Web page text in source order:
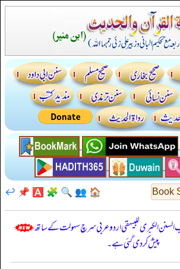
Book
🏠
👥
🔍
🧩
🅰️
📌
↩️
السنن الكبرى للبيهقي اردو عربی سرچ سہولت کے ساتھ
پیش کر دی گئی ہے۔